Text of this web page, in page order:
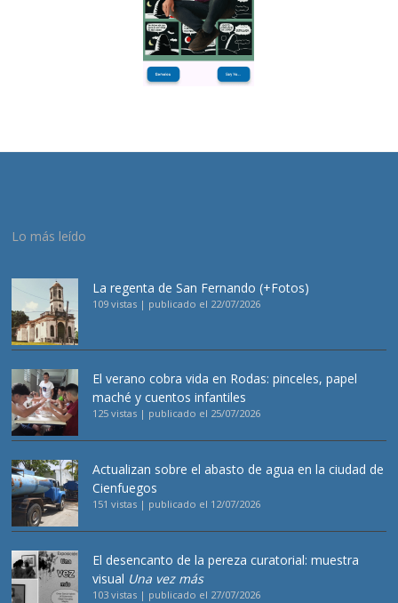
Lo más leído
La regenta de San Fernando (+Fotos)
109 vistas | publicado el 22/07/2026
El verano cobra vida en Rodas: pinceles, papel
maché y cuentos infantiles
125 vistas | publicado el 25/07/2026
Actualizan sobre el abasto de agua en la ciudad de
Cienfuegos
151 vistas | publicado el 12/07/2026
El desencanto de la pereza curatorial: muestra
visual Una vez más
103 vistas | publicado el 27/07/2026